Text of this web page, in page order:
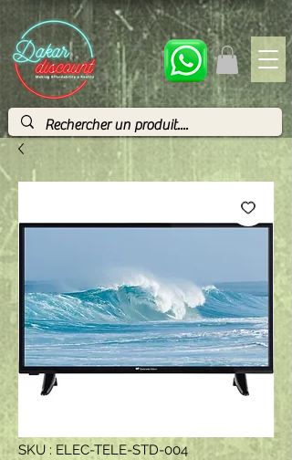
SKU : ELEC-TELE-STD-004